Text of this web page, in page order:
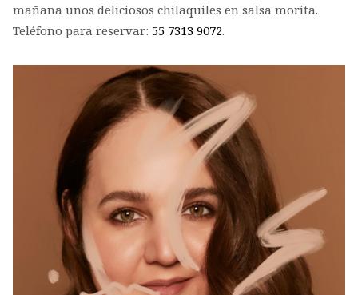
mañana unos deliciosos chilaquiles en salsa morita.
Teléfono para reservar: 55 7313 9072.